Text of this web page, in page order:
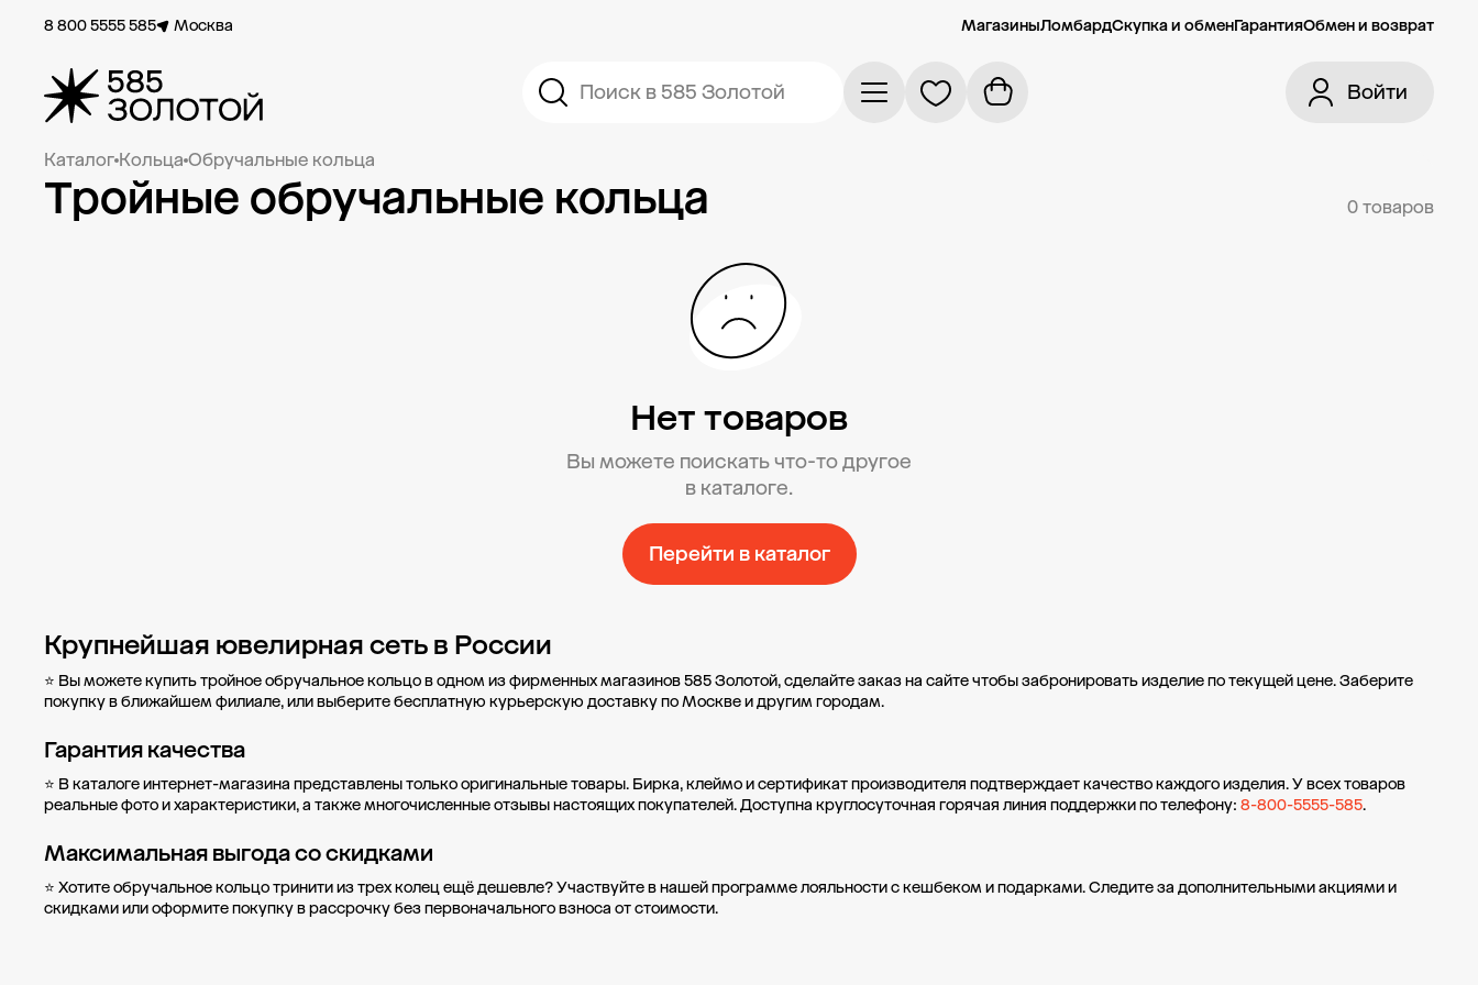
8 800 5555 585 Москва МагазиныЛомбардСкупка и обменГарантияОбмен и возврат
Поиск в 585 Золотой Войти
Каталог Кольца Обручальные кольца
Тройные обручальные кольца 0 товаров
Нет товаров
Вы можете поискать что-то другое
в каталоге.
Перейти в каталог
Крупнейшая ювелирная сеть в России
⭐ Вы можете купить тройное обручальное кольцо в одном из фирменных магазинов 585 Золотой, сделайте заказ на сайте чтобы забронировать изделие по текущей цене. Заберите
покупку вближайшем филиале, или выберите бесплатную курьерскую доставку по Москве и другим городам.
Гарантия качества
⭐ В каталоге интернет-магазина представлены только оригинальные товары. Бирка, клеймо и сертификат производителя подтверждает качество каждого изделия. У всех товаров
реальные фото и характеристики, а также многочисленные отзывы настоящих покупателей. Доступна круглосуточная горячая линия поддержки по телефону: 8-800-5555-585.
Максимальная выгода со скидками
⭐ Хотите обручальное кольцо тринити из трех колец ещё дешевле? Участвуйте в нашейпрограмме лояльностис кешбеком и подарками. Следите за дополнительнымиакциями и
скидкамиили оформитепокупку в рассрочкубез первоначального взноса от стоимости.